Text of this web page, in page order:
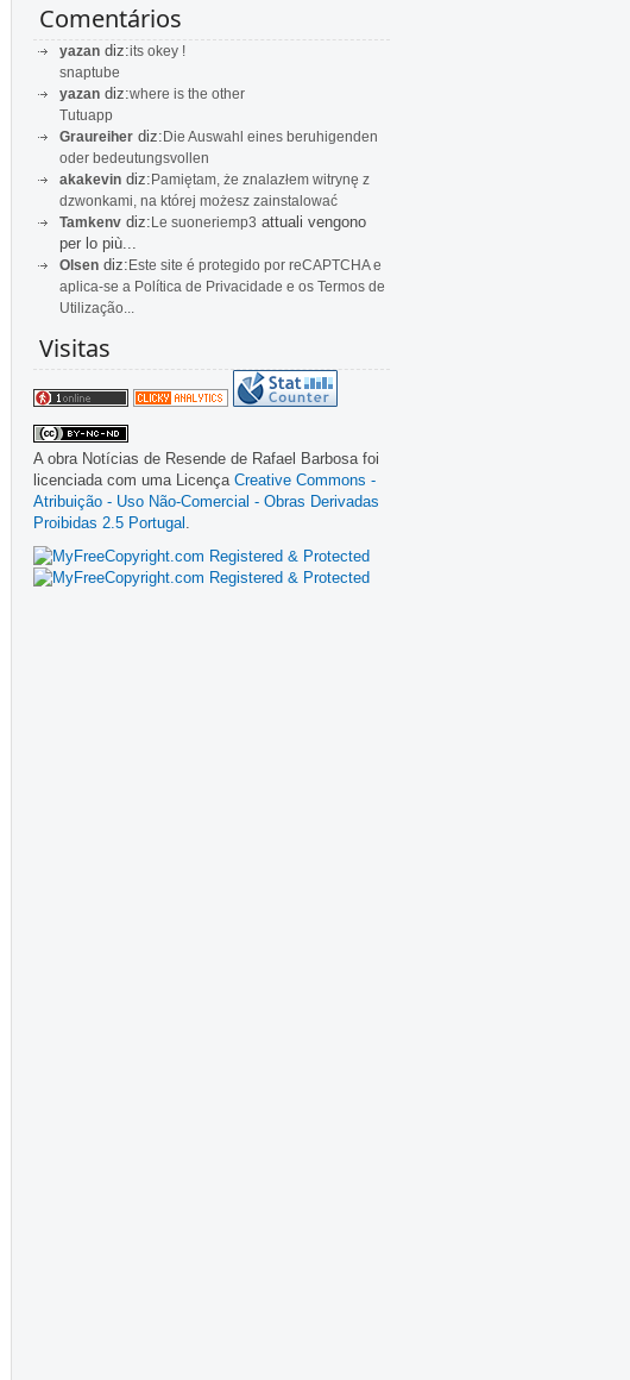
Comentários
yazan diz:its okey !
snaptube
yazan diz:where is the other
Tutuapp
Graureiher diz:Die Auswahl eines beruhigenden
oder bedeutungsvollen
akakevin diz:Pamiętam, że znalazłem witrynę z
dzwonkami, na której możesz zainstalować
Tamkenv diz:Le suoneriemp3 attuali vengono
per lo più...
Olsen diz:Este site é protegido por reCAPTCHA e
aplica-se a Política de Privacidade e os Termos de
Utilização...
Visitas
A obra Notícias de Resende de Rafael Barbosa foi
licenciada com uma Licença Creative Commons -
Atribuição - Uso Não-Comercial - Obras Derivadas
Proibidas 2.5 Portugal